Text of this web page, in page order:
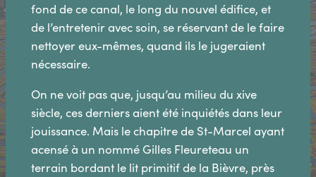
fond de ce canal, le long du nouvel édifice, et
de l’entretenir avec soin, se réservant de le faire
nettoyer eux-mêmes, quand ils le jugeraient
nécessaire.
On ne voit pas que, jusqu’au milieu du xive
siècle, ces derniers aient été inquiétés dans leur
jouissance. Mais le chapitre de St-Marcel ayant
acensé à un nommé Gilles Fleureteau un
terrain bordant le lit primitif de la Bièvre, près